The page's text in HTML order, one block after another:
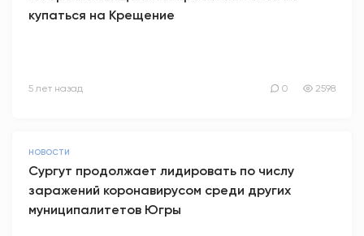
купаться на Крещение
5 лет назад 0 2598
НОВОСТИ
Сургут продолжает лидировать по числу
заражений коронавирусом среди других
муниципалитетов Югры